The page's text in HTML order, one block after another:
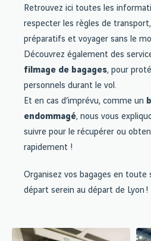
Retrouvez ici toutes les
respecter les règles de
préparatifs et voyager sans le
Découvrez également des
filmage de bagages, pour
personnels durant le vol.
Et en cas d’imprévu, comme un
endommagé, nous vous
suivre pour le récupérer ou
rapidement !
Organisez vos bagages en toute
départ serein au départ de Lyon !